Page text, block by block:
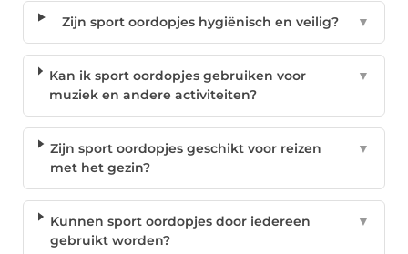
Zijn sport oordopjes hygiënisch en veilig? ▼
Kan ik sport oordopjes gebruiken voor
muziek en andere activiteiten?
▼
Zijn sport oordopjes geschikt voor reizen
met het gezin?
▼
Kunnen sport oordopjes door iedereen
gebruikt worden?
▼